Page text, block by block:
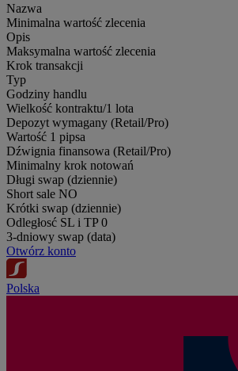
Nazwa
Minimalna wartość zlecenia
Opis
Maksymalna wartość zlecenia
Krok transakcji
Typ
Godziny handlu
Wielkość kontraktu/1 lota
Depozyt wymagany (Retail/Pro)
Wartość 1 pipsa
Dźwignia finansowa (Retail/Pro)
Minimalny krok notowań
Długi swap (dziennie)
Short sale NO
Krótki swap (dziennie)
Odległosć SL i TP 0
3-dniowy swap (data)
Otwórz konto
Polska